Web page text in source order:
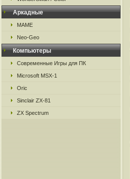
Аркадные
MAME
Neo-Geo
Компьютеры
Современные Игры для ПК
Microsoft MSX-1
Oric
Sinclair ZX-81
ZX Spectrum